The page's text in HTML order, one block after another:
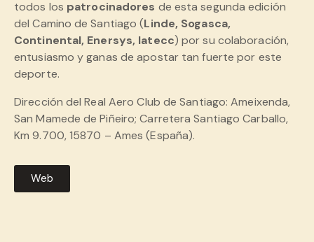
todos los patrocinadores de esta segunda edición
del Camino de Santiago (Linde, Sogasca,
Continental, Enersys, Iatecc) por su colaboración,
entusiasmo y ganas de apostar tan fuerte por este
deporte.
Dirección del Real Aero Club de Santiago: Ameixenda,
San Mamede de Piñeiro; Carretera Santiago Carballo,
Km 9.700, 15870 – Ames (España).
Web